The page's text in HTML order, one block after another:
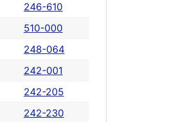
246-610
510-000
248-064
242-001
242-205
242-230